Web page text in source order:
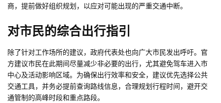
商，提前做好组织规划，以应对可能出现的严重交通中断。
对市民的综合出行指引
除了针对工作场所的建议，政府代表处也向广大市民发出呼吁。官
方建议市民在此期间尽量减少非必要的出行，尤其避免驾车进入市
中心及活动影响区域。为确保出行效率和安全，建议优先选择公共
交通工具，并务必提前查询路线信息，合理规划行程时间，避开交
通管制的高峰时段和重点路段。